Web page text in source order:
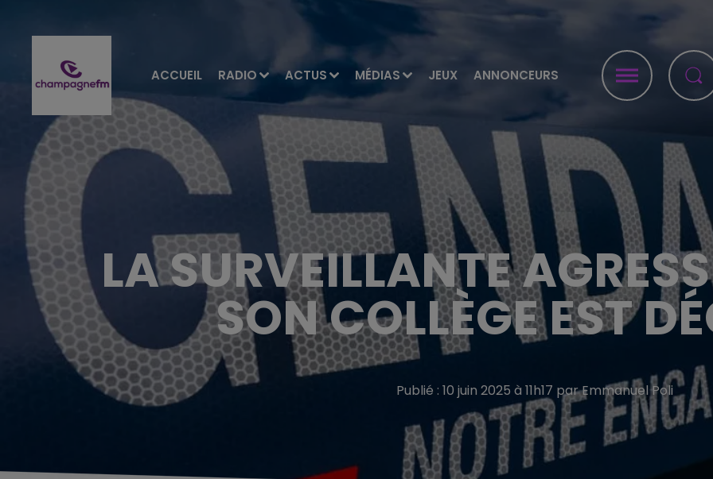
ACCUEIL RADIO ACTUS MÉDIAS JEUX ANNONCEURS
LA SURVEILLANTE
SON COLLÈGE EST
Publié : 10 juin 2025 à 11h17 par Emmanuel Poli